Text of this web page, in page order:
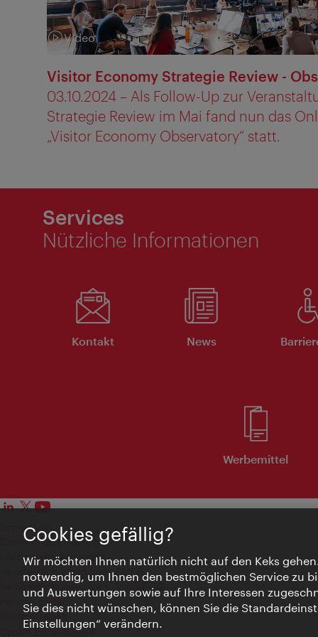
Kategorie:
Video
Visitor Economy Strategie Review -
03.10.2024 – Als Follow-Up zur
Strategie Review im Mai fand nun das
„Visitor Economy Observatory“ statt.
Services
Nützliche Informationen
Kontakt News
Werbemittel
Impressum
Datenschutzerklärung
Nutzungsbedingungen
Veröffentlichungen gem. EMFG
Veröffentlichungen gem. MedKF‑TG
Hinweis geben
Barrierefreiheit
Cookie Einstellungen
Cookies gefällig?
Wir möchten Ihnen natürlich nicht auf den Keks
notwendig, um Ihnen den bestmöglichen Service zu
und Auswertungen sowie auf Ihre Interessen
Sie dies nicht wünschen, können Sie die
Einstellungen“ verändern.